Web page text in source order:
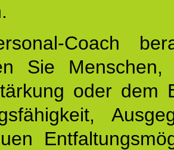
Coach
Sie
oder dem